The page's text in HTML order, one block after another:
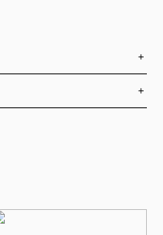
+
+